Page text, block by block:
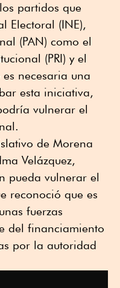
partidos que
Electoral (INE),
(PAN) como el
(PRI) y el
necesaria una
esta iniciativa,
vulnerar el
de Morena
Velázquez,
pueda vulnerar el
reconoció que es
fuerzas
del financiamiento
por la autoridad